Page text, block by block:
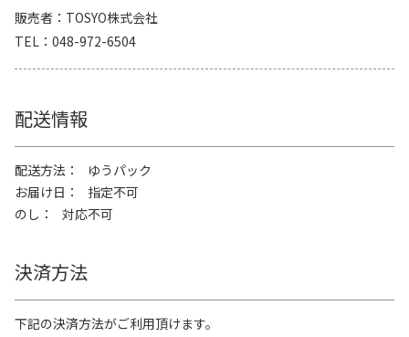
販売者
TOSYO株式会社
TEL
048-972-6504
配送情報
配送方法
ゆうパック
お届け日
指定不可
のし
対応不可
決済方法
下記の決済方法がご利用頂けます。